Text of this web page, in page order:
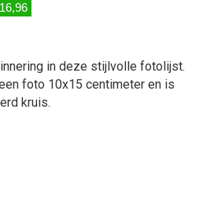
in deze stijlvolle fotolijst.
foto 10x15 centimeter en is
kruis.